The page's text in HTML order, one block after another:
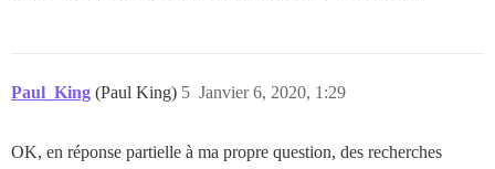
Paul_King (Paul King) Janvier 6, 2020, 1:29
5
OK, en réponse partielle à ma propre question, des recherches